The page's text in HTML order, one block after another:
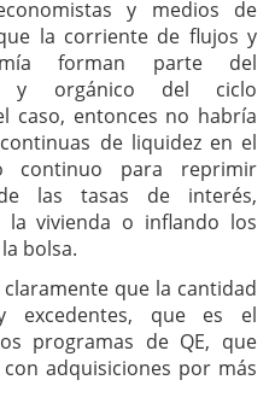
y medios de
la corriente de flujos y
forman parte del
y orgánico del ciclo
caso, entonces no habría
de liquidez en el
continuo para reprimir
las tasas de interés,
vivienda o inflando los
bolsa.
que la cantidad
excedentes, que es el
programas de QE, que
adquisiciones por más